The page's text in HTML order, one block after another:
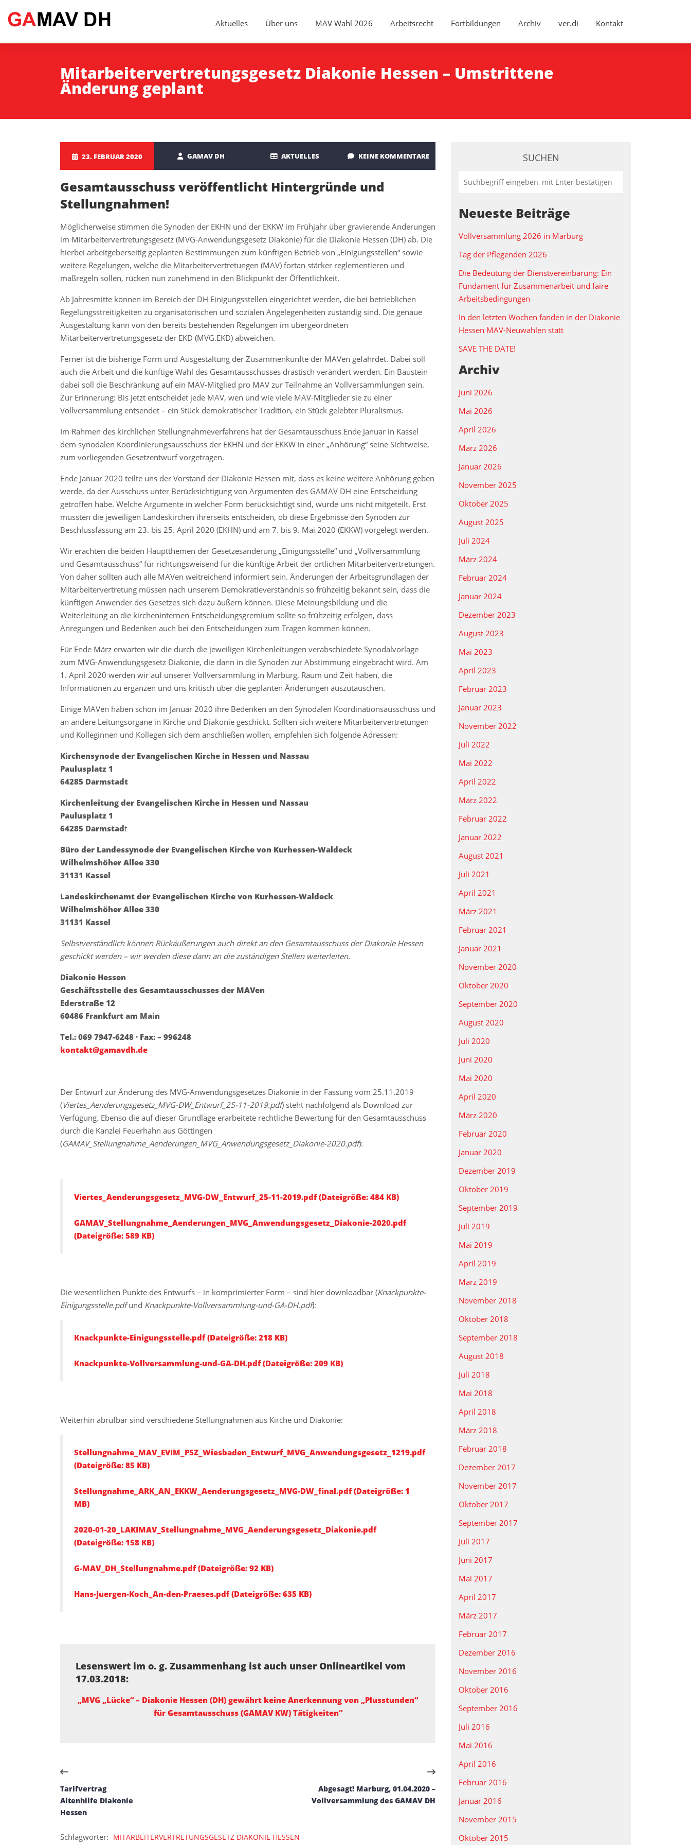
Aktuelles Über uns MAV Wahl 2026 Arbeitsrecht Fortbildungen Archiv ver.di Kontakt
Mitarbeitervertretungsgesetz Diakonie Hessen – Umstrittene
Änderung geplant
23. FEBRUAR 2020 GAMAV DH AKTUELLES KEINE KOMMENTARE
Gesamtausschuss veröffentlicht Hintergründe und
Stellungnahmen!
Möglicherweise stimmen die Synoden der EKHN und der EKKW im Frühjahr über gravierende Änderungen
im Mitarbeitervertretungsgesetz (MVG-Anwendungsgesetz Diakonie) für die Diakonie Hessen (DH) ab. Die
hierbei arbeitgeberseitig geplanten Bestimmungen zum künftigen Betrieb von „Einigungsstellen“ sowie
weitere Regelungen, welche die Mitarbeitervertretungen (MAV) fortan stärker reglementieren und
maßregeln sollen, rücken nun zunehmend in den Blickpunkt der Öffentlichkeit.
Ab Jahresmitte können im Bereich der DH Einigungsstellen eingerichtet werden, die bei betrieblichen
Regelungsstreitigkeiten zu organisatorischen und sozialen Angelegenheiten zuständig sind. Die genaue
Ausgestaltung kann von den bereits bestehenden Regelungen im übergeordneten
Mitarbeitervertretungsgesetz der EKD (MVG.EKD) abweichen.
Ferner ist die bisherige Form und Ausgestaltung der Zusammenkünfte der MAVen gefährdet. Dabei soll
auch die Arbeit und die künftige Wahl des Gesamtausschusses drastisch verändert werden. Ein Baustein
dabei soll die Beschränkung auf ein MAV-Mitglied pro MAV zur Teilnahme an Vollversammlungen sein.
Zur Erinnerung: Bis jetzt entscheidet jede MAV, wen und wie viele MAV-Mitglieder sie zu einer
Vollversammlung entsendet – ein Stück demokratischer Tradition, ein Stück gelebter Pluralismus.
Im Rahmen des kirchlichen Stellungnahmeverfahrens hat der Gesamtausschuss Ende Januar in Kassel
dem synodalen Koordinierungsausschuss der EKHN und der EKKW in einer „Anhörung“ seine Sichtweise,
zum vorliegenden Gesetzentwurf vorgetragen.
Ende Januar 2020 teilte uns der Vorstand der Diakonie Hessen mit, dass es keine weitere Anhörung geben
werde, da der Ausschuss unter Berücksichtigung von Argumenten des GAMAV DH eine Entscheidung
getroffen habe. Welche Argumente in welcher Form berücksichtigt sind, wurde uns nicht mitgeteilt. Erst
müssten die jeweiligen Landeskirchen ihrerseits entscheiden, ob diese Ergebnisse den Synoden zur
Beschlussfassung am 23. bis 25. April 2020 (EKHN) und am 7. bis 9. Mai 2020 (EKKW) vorgelegt werden.
Wir erachten die beiden Hauptthemen der Gesetzesänderung „Einigungsstelle“ und „Vollversammlung
und Gesamtausschuss“ für richtungsweisend für die künftige Arbeit der örtlichen Mitarbeitervertretungen.
Von daher sollten auch alle MAVen weitreichend informiert sein. Änderungen der Arbeitsgrundlagen der
Mitarbeitervertretung müssen nach unserem Demokratieverständnis so frühzeitig bekannt sein, dass die
künftigen Anwender des Gesetzes sich dazu äußern können. Diese Meinungsbildung und die
Weiterleitung an die kircheninternen Entscheidungsgremium sollte so frühzeitig erfolgen, dass
Anregungen und Bedenken auch bei den Entscheidungen zum Tragen kommen können.
Für Ende März erwarten wir die durch die jeweiligen Kirchenleitungen verabschiedete Synodalvorlage
zum MVG-Anwendungsgesetz Diakonie, die dann in die Synoden zur Abstimmung eingebracht wird. Am
1. April 2020 werden wir auf unserer Vollversammlung in Marburg, Raum und Zeit haben, die
Informationen zu ergänzen und uns kritisch über die geplanten Änderungen auszutauschen.
Einige MAVen haben schon im Januar 2020 ihre Bedenken an den Synodalen Koordinationsausschuss und
an andere Leitungsorgane in Kirche und Diakonie geschickt. Sollten sich weitere Mitarbeitervertretungen
und Kolleginnen und Kollegen sich dem anschließen wollen, empfehlen sich folgende Adressen:
Kirchensynode der Evangelischen Kirche in Hessen und Nassau
Paulusplatz 1
64285 Darmstadt
Kirchenleitung der Evangelischen Kirche in Hessen und Nassau
Paulusplatz 1
64285 Darmstadt
Büro der Landessynode der Evangelischen Kirche von Kurhessen-Waldeck
Wilhelmshöher Allee 330
31131 Kassel
Landeskirchenamt der Evangelischen Kirche von Kurhessen-Waldeck
Wilhelmshöher Allee 330
31131 Kassel
Selbstverständlich können Rückäußerungen auch direkt an den Gesamtausschuss der Diakonie Hessen
geschickt werden – wir werden diese dann an die zuständigen Stellen weiterleiten.
Diakonie Hessen
Geschäftsstelle des Gesamtausschusses der MAVen
Ederstraße 12
60486 Frankfurt am Main
Tel.: 069 7947-6248 · Fax: – 996248
kontakt@gamavdh.de
Der Entwurf zur Änderung des MVG-Anwendungsgesetzes Diakonie in der Fassung vom 25.11.2019
(Viertes_Aenderungsgesetz_MVG-DW_Entwurf_25-11-2019.pdf) steht nachfolgend als Download zur
Verfügung. Ebenso die auf dieser Grundlage erarbeitete rechtliche Bewertung für den Gesamtausschuss
durch die Kanzlei Feuerhahn aus Göttingen
(GAMAV_Stellungnahme_Aenderungen_MVG_Anwendungsgesetz_Diakonie-2020.pdf):
Viertes_Aenderungsgesetz_MVG-DW_Entwurf_25-11-2019.pdf (Dateigröße: 484 KB)
GAMAV_Stellungnahme_Aenderungen_MVG_Anwendungsgesetz_Diakonie-2020.pdf
(Dateigröße: 589 KB)
Die wesentlichen Punkte des Entwurfs – in komprimierter Form – sind hier downloadbar (Knackpunkte-
Einigungsstelle.pdfund Knackpunkte-Vollversammlung-und-GA-DH.pdf):
Knackpunkte-Einigungsstelle.pdf (Dateigröße: 218 KB)
Knackpunkte-Vollversammlung-und-GA-DH.pdf (Dateigröße: 209 KB)
Weiterhin abrufbar sind verschiedene Stellungnahmen aus Kirche und Diakonie:
Stellungnahme_MAV_EVIM_PSZ_Wiesbaden_Entwurf_MVG_Anwendungsgesetz_1219.pdf
(Dateigröße: 85 KB)
Stellungnahme_ARK_AN_EKKW_Aenderungsgesetz_MVG-DW_final.pdf (Dateigröße: 1
MB)
2020-01-20_LAKIMAV_Stellungnahme_MVG_Aenderungsgesetz_Diakonie.pdf
(Dateigröße: 158 KB)
G-MAV_DH_Stellungnahme.pdf (Dateigröße: 92 KB)
Hans-Juergen-Koch_An-den-Praeses.pdf (Dateigröße: 635 KB)
Lesenswert im o. g. Zusammenhang ist auch unser Onlineartikel vom
17.03.2018:
„MVG „Lücke“ – Diakonie Hessen (DH) gewährt keine Anerkennung von „Plusstunden“
für Gesamtausschuss (GAMAV KW) Tätigkeiten“
Tarifvertrag
Altenhilfe Diakonie
Hessen
Abgesagt! Marburg, 01.04.2020 –
Vollversammlung des GAMAV DH
Schlagwörter: MITARBEITERVERTRETUNGSGESETZ DIAKONIE HESSEN
SUCHEN
Neueste Beiträge
Vollversammlung 2026 in Marburg
Tag der Pflegenden 2026
Die Bedeutung der Dienstvereinbarung: Ein
Fundament für Zusammenarbeit und faire
Arbeitsbedingungen
In den letzten Wochen fanden in der Diakonie
Hessen MAV‑Neuwahlen statt
SAVE THE DATE!
Archiv
Juni 2026
Mai 2026
April 2026
März 2026
Januar 2026
November 2025
Oktober 2025
August 2025
Juli 2024
März 2024
Februar 2024
Januar 2024
Dezember 2023
August 2023
Mai 2023
April 2023
Februar 2023
Januar 2023
November 2022
Juli 2022
Mai 2022
April 2022
März 2022
Februar 2022
Januar 2022
August 2021
Juli 2021
April 2021
März 2021
Februar 2021
Januar 2021
November 2020
Oktober 2020
September 2020
August 2020
Juli 2020
Juni 2020
Mai 2020
April 2020
März 2020
Februar 2020
Januar 2020
Dezember 2019
Oktober 2019
September 2019
Juli 2019
Mai 2019
April 2019
März 2019
November 2018
Oktober 2018
September 2018
August 2018
Juli 2018
Mai 2018
April 2018
März 2018
Februar 2018
Dezember 2017
November 2017
Oktober 2017
September 2017
Juli 2017
Juni 2017
Mai 2017
April 2017
März 2017
Februar 2017
Dezember 2016
November 2016
Oktober 2016
September 2016
Juli 2016
Mai 2016
April 2016
Februar 2016
Januar 2016
November 2015
Oktober 2015